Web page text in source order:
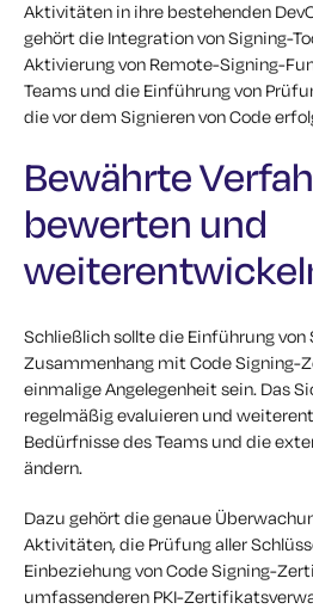
Aktivitäten in ihre bestehenden
gehört die Integration von Signing-
Aktivierung von Remote-Signing-
Teams und die Einführung von
die vor dem Signieren von Code
Bewährte
bewerten und
Schließlich sollte die Einführung
Zusammenhang mit Code Signing-
einmalige Angelegenheit sein. Das
regelmäßig evaluieren und
Bedürfnisse des Teams und die
ändern.
Dazu gehört die genaue
Aktivitäten, die Prüfung aller
Einbeziehung von Code Signing-
umfassenderen PKI-